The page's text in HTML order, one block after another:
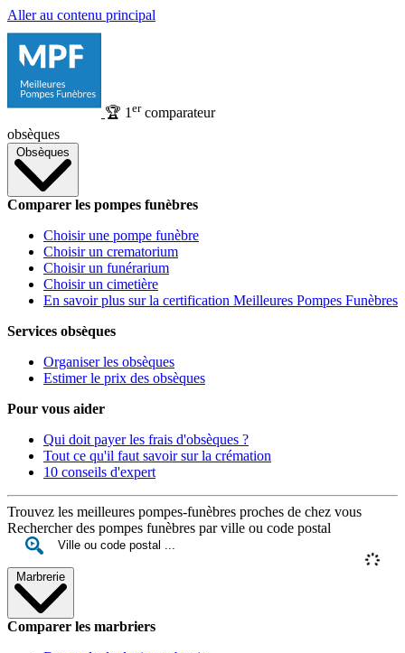
Aller au contenu principal
🏆 1 ercomparateur
obsèques
Obsèques
Comparer les pompes funèbres
Choisir une pompe funèbre
Choisir un crematorium
Choisir un funérarium
Choisir un cimetière
En savoir plus sur la certification Meilleures Pompes Funèbres
Services obsèques
Organiser les obsèques
Estimer le prix des obsèques
Pour vous aider
Qui doit payer les frais d'obsèques ?
Tout ce qu'il faut savoir sur la crémation
10 conseils d'expert
Trouvez les meilleures pompes-funèbres proches de chez vous
Rechercher des pompes funèbres par ville ou code postal
Marbrerie
Comparer les marbriers